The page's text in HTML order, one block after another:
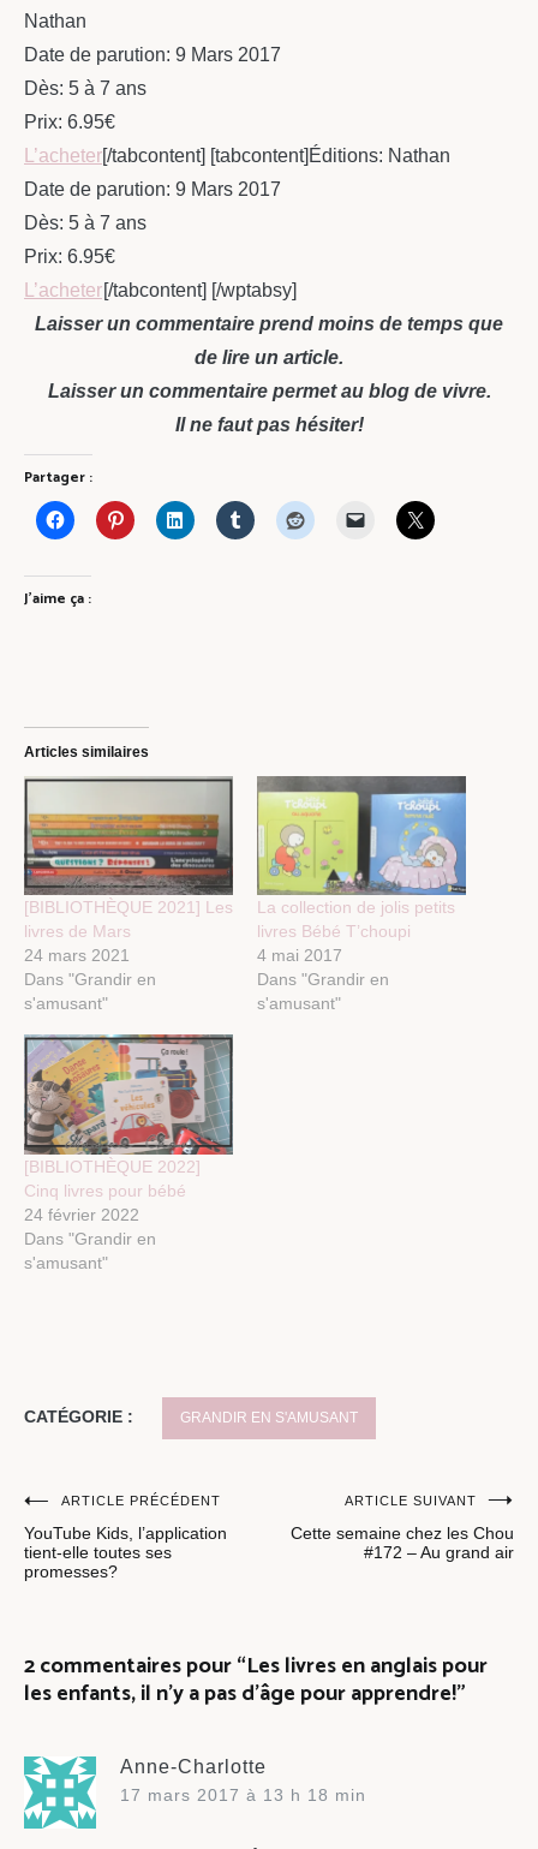
Nathan
Date de parution: 9 Mars 2017
Dès: 5 à 7 ans
Prix: 6.95€
L’acheter[/tabcontent] [tabcontent]Éditions: Nathan
Date de parution: 9 Mars 2017
Dès: 5 à 7 ans
Prix: 6.95€
L’acheter[/tabcontent] [/wptabsy]
Laisser un commentaire prend moins de temps que
de lire un article.
Laisser un commentaire permet au blog de vivre.
Il ne faut pas hésiter!
Partager :
J’aime ça :
Articles similaires
[BIBLIOTHÈQUE 2021] Les
livres de Mars
24 mars 2021
Dans "Grandir en
s'amusant"
La collection de jolis petits
livres Bébé T’choupi
4 mai 2017
Dans "Grandir en
s'amusant"
[BIBLIOTHÈQUE 2022]
Cinq livres pour bébé
24 février 2022
Dans "Grandir en
s'amusant"
CATÉGORIE : GRANDIR EN S'AMUSANT
Navigation
de
l’article
ARTICLE PRÉCÉDENT
YouTube Kids, l’application
tient-elle toutes ses
promesses?
ARTICLE SUIVANT
Cette semaine chez les Chou
#172 – Au grand air
2 commentaires pour “Les livres en anglais pour
les enfants, il n’y a pas d’âge pour apprendre!”
Anne-Charlotte
17 mars 2017 à 13 h 18 min